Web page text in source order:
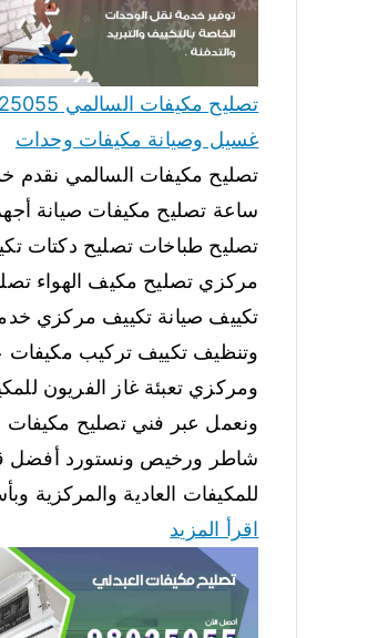
تصليح مكيفات
غسيل وصيانة مكيفات وحدات
ساعة تصليح مكيفات صيانة
تصليح طباخات تصليح دكتات
مركزي تصليح مكيف الهواء
تكييف صيانة تكييف مركزي
وتنظيف تكييف تركيب مكيفات
ومركزي تعبئة غاز الفريون
ونعمل عبر فني تصليح مكيفات
شاطر ورخيص ونستورد أفضل
للمكيفات العادية والمركزية
اقرأ المزيد